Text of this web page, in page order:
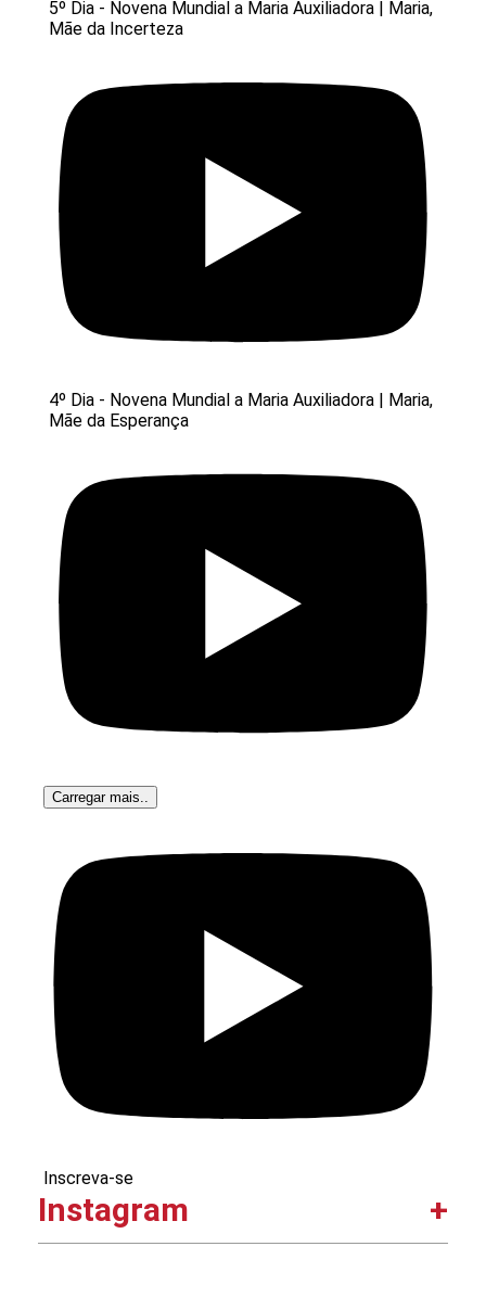
5º Dia - Novena Mundial a Maria Auxiliadora | Maria,
Mãe da Incerteza
4º Dia - Novena Mundial a Maria Auxiliadora | Maria,
Mãe da Esperança
Carregar mais..
Inscreva-se
Instagram